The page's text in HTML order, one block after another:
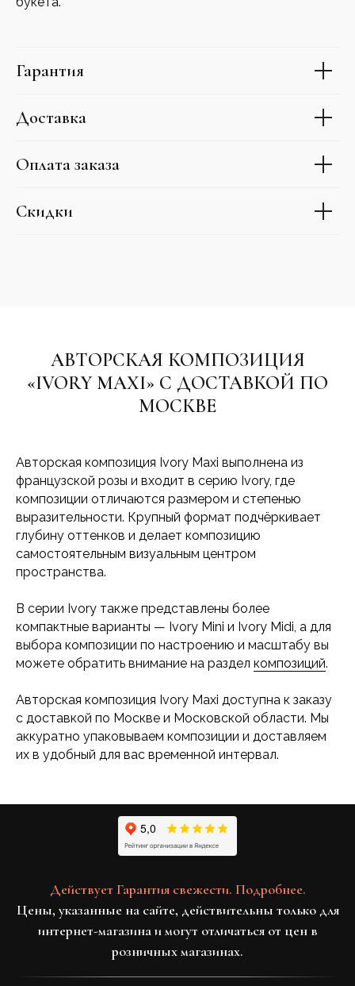
Гарантия
Доставка
Оплата заказа
Скидки
АВТОРСКАЯ КОМПОЗИЦИЯ
«IVORY MAXI» С ДОСТАВКОЙ ПО
МОСКВЕ
Авторская композиция Ivory Maxi выполнена из
французской розы и входит в серию Ivory, где
композиции отличаются размером и степенью
выразительности. Крупный формат подчёркивает
глубину оттенков и делает композицию
самостоятельным визуальным центром
пространства.
В серии Ivory также представлены более
компактные варианты — Ivory Mini и Ivory Midi, а для
выбора композиции по настроению и масштабу вы
можете обратить внимание на раздел композиций.
Авторская композиция Ivory Maxi доступна к заказу
с доставкой по Москве и Московской области. Мы
аккуратно упаковываем композиции и доставляем
их в удобный для вас временной интервал.
Действует Гарантия свежести. Подробнее.
Цены, указанные на сайте, действительны только для
интернет-магазина и могут отличаться от цен в
розничных магазинах.